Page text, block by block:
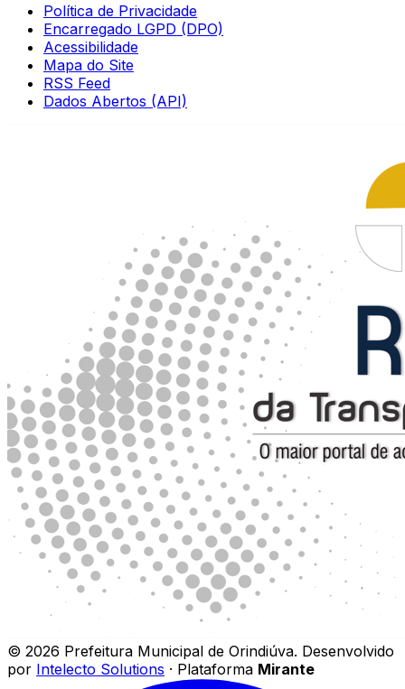
Política de Privacidade
Encarregado LGPD (DPO)
Acessibilidade
Mapa do Site
RSS Feed
Dados Abertos (API)
© 2026 Prefeitura Municipal de Orindiúva. Desenvolvido
por Intelecto Solutions · Plataforma Mirante